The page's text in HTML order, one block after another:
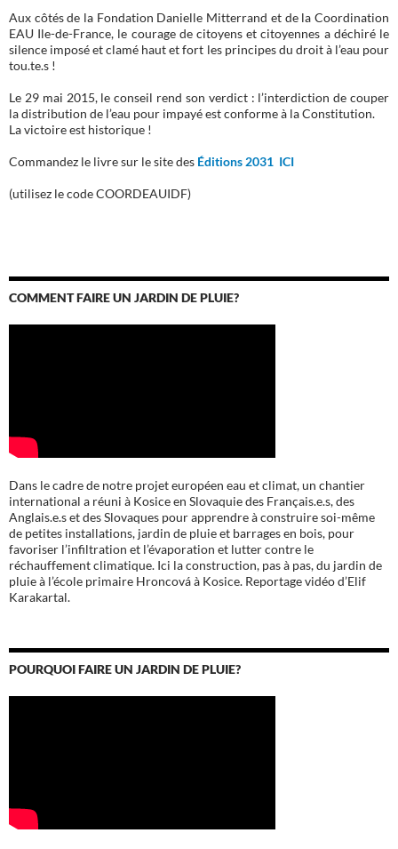
Aux côtés de la Fondation Danielle Mitterrand et de la Coordination
EAU Ile-de-France, le courage de citoyens et citoyennes a déchiré le
silence imposé et clamé haut et fort les principes du droit à l’eau pour
tou.te.s !
Le 29 mai 2015, le conseil rend son verdict : l’interdiction de couper
la distribution de l’eau pour impayé est conforme à la Constitution.
La victoire est historique !
Commandez le livre sur le site des Éditions 2031 ICI
(utilisez le code COORDEAUIDF)
COMMENT FAIRE UN JARDIN DE PLUIE?
Dans le cadre de notre projet européen eau et climat, un chantier
international a réuni à Kosice en Slovaquie des Français.e.s, des
Anglais.e.s et des Slovaques pour apprendre à construire soi-même
de petites installations, jardin de pluie et barrages en bois, pour
favoriser l’infiltration et l’évaporation et lutter contre le
réchauffement climatique. Ici la construction, pas à pas, du jardin de
pluie à l’école primaire Hroncová à Kosice. Reportage vidéo d’Elif
Karakartal.
POURQUOI FAIRE UN JARDIN DE PLUIE?